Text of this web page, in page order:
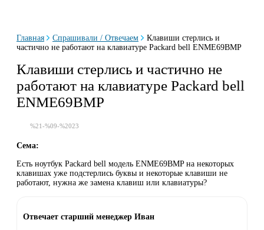
Главная Спрашивали / Отвечаем
Клавиши стерлись и
частично не работают на клавиатуре Packard bell ENME69BMP
Клавиши стерлись и частично не
работают на клавиатуре Packard bell
ENME69BMP
%21-%09-%2023
Сема:
Есть ноутбук Packard bell модель ENME69BMP на некоторых
клавишах уже подстерлись буквы и некоторые клавиши не
работают, нужна же замена клавиш или клавиатуры?
Отвечает старший менеджер Иван